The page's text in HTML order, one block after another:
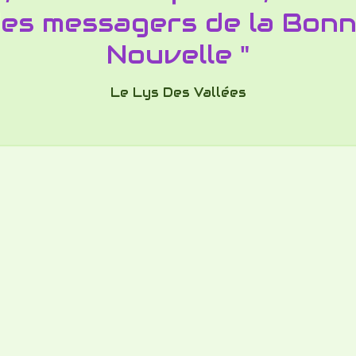
messagers de la
Nouvelle "
Le Lys Des Vallées